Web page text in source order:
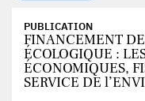
PUBLICATION
FINANCEMENT
ÉCOLOGIQUE :
ÉCONOMIQUES,
SERVICE DE